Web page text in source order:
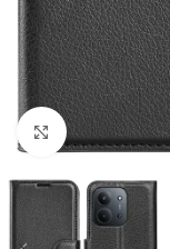
Click to enlarge